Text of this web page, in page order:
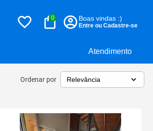
Atendimento
0 Boas vindas :)
Entre ou Cadastre-se
Ordenar por